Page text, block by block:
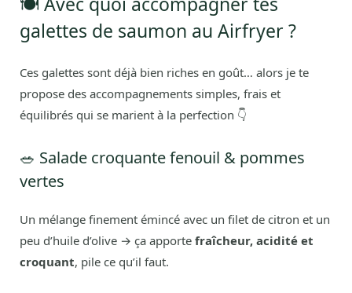
galettes de saumon au Airfryer ?
Ces galettes sont déjà bien riches en goût… alors je te
propose des accompagnements simples, frais et
équilibrés qui se marient à la perfection 👇
🥗 Salade croquante fenouil & pommes
vertes
Un mélange finement émincé avec un filet de citron et un
peu d’huile d’olive → ça apporte fraîcheur, acidité et
croquant, pile ce qu’il faut.